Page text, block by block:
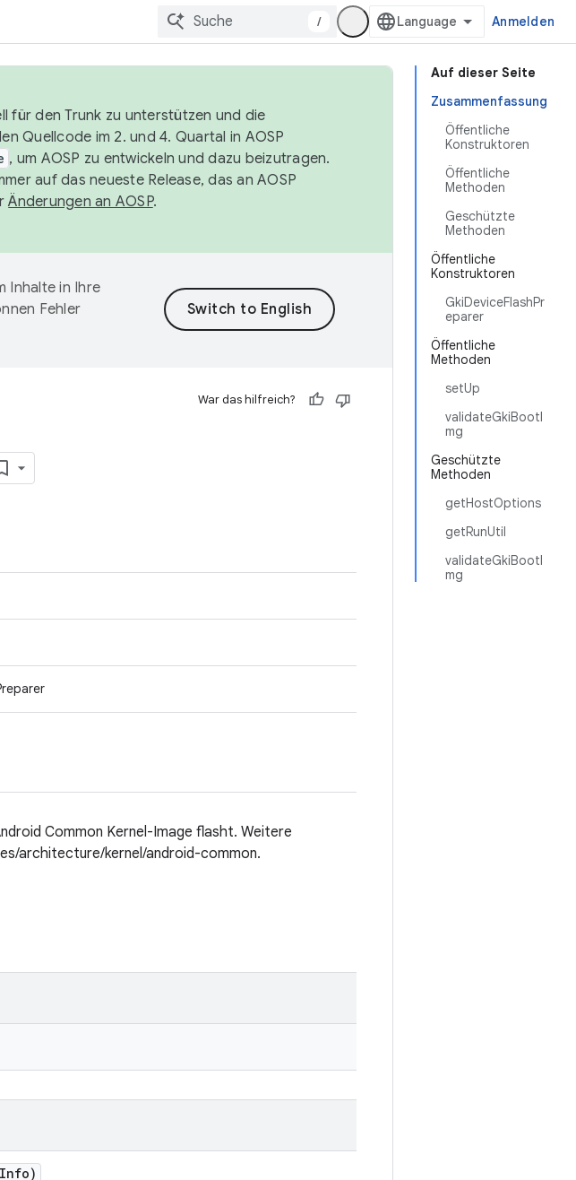
/ Anmelden
Auf dieser Seite
Zusammenfassung
Öffentliche
Konstruktoren
Öffentliche
Methoden
Geschützte
Methoden
Öffentliche
Konstruktoren
GkiDeviceFlashPr
eparer
Öffentliche
Methoden
setUp
validateGkiBootI
mg
Geschützte
Methoden
getHostOptions
getRunUtil
validateGkiBootI
mg
für den Trunk zu unterstützen und die
Quellcode im 2. und 4. Quartal in AOSP
, um AOSP zu entwickeln und dazu beizutragen.
auf das neueste Release, das an AOSP
Änderungen an AOSP.
Inhalte in Ihre
Fehler
War das hilfreich?
Common Kernel-Image flasht. Weitere
architecture/kernel/android-common.
Info)